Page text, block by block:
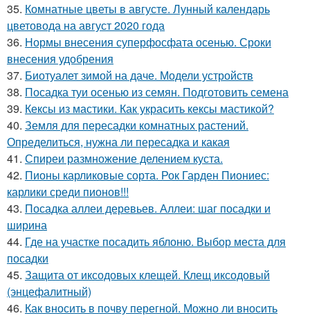
35. Комнатные цветы в августе. Лунный календарь
цветовода на август 2020 года
36. Нормы внесения суперфосфата осенью. Сроки
внесения удобрения
37. Биотуалет зимой на даче. Модели устройств
38. Посадка туи осенью из семян. Подготовить семена
39. Кексы из мастики. Как украсить кексы мастикой?
40. Земля для пересадки комнатных растений.
Определиться, нужна ли пересадка и какая
41. Спиреи размножение делением куста.
42. Пионы карликовые сорта. Рок Гарден Пиониес:
карлики среди пионов!!!
43. Посадка аллеи деревьев. Аллеи: шаг посадки и
ширина
44. Где на участке посадить яблоню. Выбор места для
посадки
45. Защита от иксодовых клещей. Клещ иксодовый
(энцефалитный)
46. Как вносить в почву перегной. Можно ли вносить